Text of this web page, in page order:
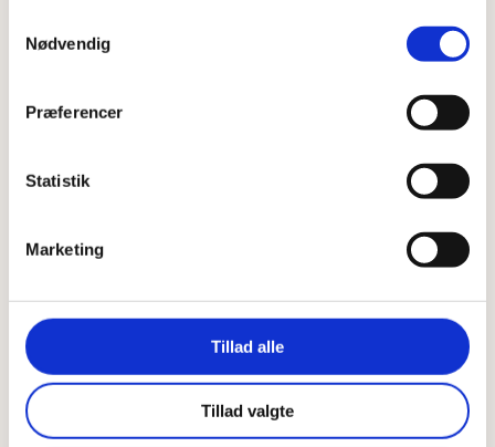
Nødvendig
Præferencer
Statistik
Marketing
Tillad alle
Tillad valgte